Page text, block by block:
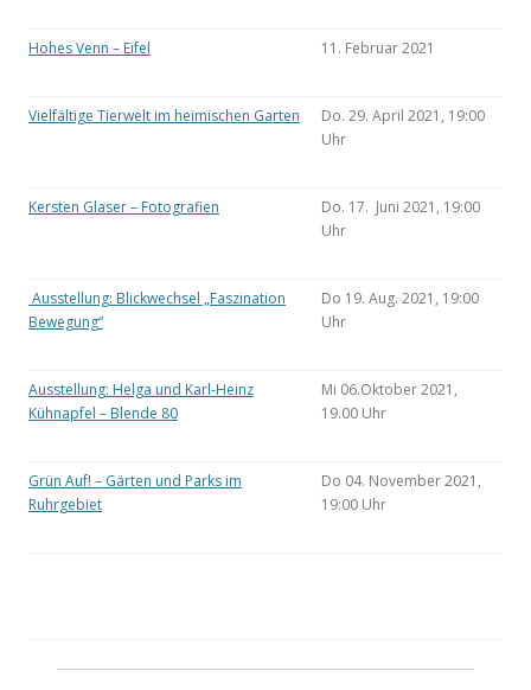
Hohes Venn – Eifel 11. Februar 2021
Vielfältige Tierwelt im heimischen Garten
Do. 29. April 2021, 19:00
Uhr
Kersten Glaser – Fotografien
Do. 17. Juni 2021, 19:00
Uhr
Ausstellung: Blickwechsel „Faszination
Bewegung“
Do 19. Aug. 2021, 19:00
Uhr
Ausstellung: Helga und Karl-Heinz
Kühnapfel – Blende 80
Mi 06.Oktober 2021,
19.00 Uhr
Grün Auf! – Gärten und Parks im
Ruhrgebiet
Do 04. November 2021,
19:00 Uhr